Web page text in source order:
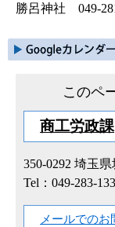
勝呂神社 049-
このペ
商工労政課
350-0292 埼玉県
Tel：049-283-
メールでのお